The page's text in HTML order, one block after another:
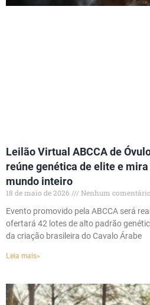
Leilão Virtual ABCCA de
reúne genética de elite e
mundo inteiro
18 de maio de 2026
Nenhum comentário
Evento promovido pela ABCCA será
ofertará 42 lotes de alto padrão
da criação brasileira do Cavalo Árabe
Leia mais»